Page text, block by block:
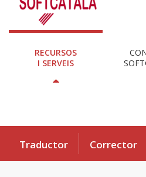
RECURSOS
I SERVEIS
Traductor Corrector